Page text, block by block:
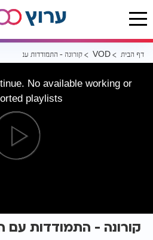
דף הבית VOD קורונה - התמודדות עם הנגיף
No available working or
playlists.
קורונה - התמודדות עם